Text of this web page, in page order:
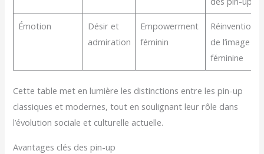
Émotion
Désir et
admiration
Empowerment
féminin
Réinvention
de l’image
féminine
Cette table met en lumière les distinctions entre les pin-up
classiques et modernes, tout en soulignant leur rôle dans
l’évolution sociale et culturelle actuelle.
Avantages clés des pin-up